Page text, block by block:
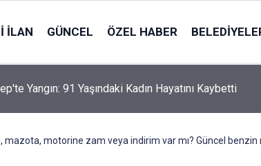
İLAN GÜNCEL ÖZEL HABER
Yangın: 91 Yaşındaki Kadın Hayatını Kaybetti
motorine zam veya indirim var mı? Güncel benzin